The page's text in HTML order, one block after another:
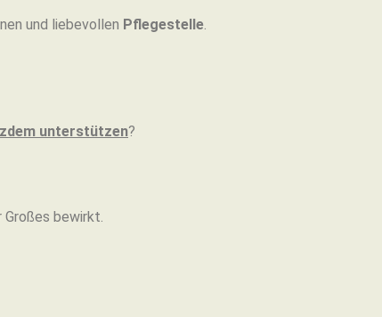
und liebevollen Pflegestelle.
unterstützen?
Großes bewirkt.